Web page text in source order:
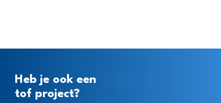
Heb je ook een
tof project?